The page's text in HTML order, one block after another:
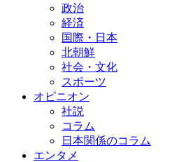
政治
経済
国際・日本
北朝鮮
社会・文化
スポーツ
オピニオン
社説
コラム
日本関係のコラム
エンタメ